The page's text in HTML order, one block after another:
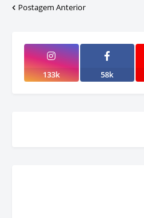
Postagem Anterior
133k 58k